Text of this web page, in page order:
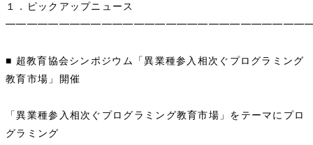
１．ピックアップニュース
■ 超教育協会シンポジウム「異業種参入相次ぐプログラミング
教育市場」開催
「異業種参入相次ぐプログラミング教育市場」をテーマにプロ
グラミング